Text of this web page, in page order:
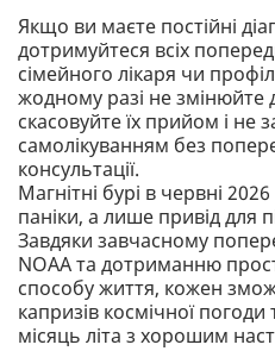
Якщо ви маєте постійні
дотримуйтеся всіх
сімейного лікаря чи
жодному разі не змінюйте
скасовуйте їх прийом і не
самолікуванням без
консультації.
Магнітні бурі в червні
паніки, а лише привід для
Завдяки завчасному
NOAA та дотриманню
способу життя, кожен
капризів космічної
місяць літа з хорошим